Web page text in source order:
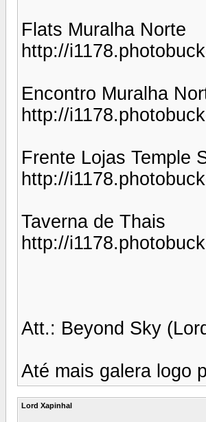
Flats Muralha Norte
http://
Encontro Muralha
http://
Frente Lojas Temple
http://
Taverna de Thais
http://
Att.: Beyond Sky
Até mais galera logo
Lord Xapinhal